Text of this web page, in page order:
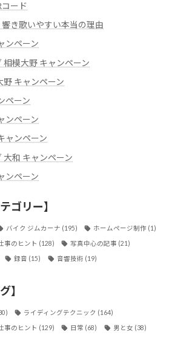
ード
き歌いやすい本当の理由
ンペーン
模大野 キャンペーン
野 キャンペーン
ペーン
ンペーン
ャンペーン
和 キャンペーン
ンペーン
ゴリー】
バイク ジムカーナ (195) ホームページ制作 (1)
事のヒント (128) 写真中心の記事 (21)
録音 (15) 音響技術 (19)
】
ライディングテクニック (164)
事のヒント (129) 日常 (68) 男と女 (38)